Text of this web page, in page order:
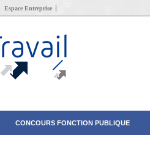
Espace Entreprise
CONCOURS FONCTION PUBLIQUE